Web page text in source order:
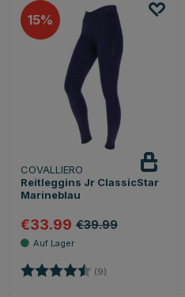
15
COVALLIERO
Reitleggins Jr ClassicStar
Marineblau
€33.99 €39.99
Bewertung: (9) 4.8 von 5